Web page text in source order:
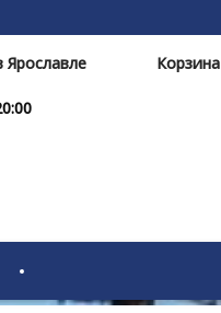
Корзина
Ярославле